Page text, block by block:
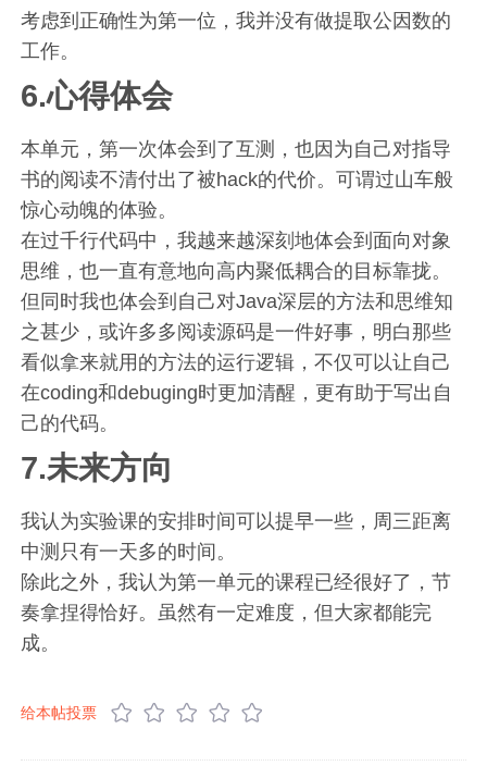
考虑到正确性为第一位，我并没有做提取公因数的
工作。
6.心得体会
本单元，第一次体会到了互测，也因为自己对指导
书的阅读不清付出了被hack的代价。可谓过山车般
惊心动魄的体验。
在过千行代码中，我越来越深刻地体会到面向对象
思维，也一直有意地向高内聚低耦合的目标靠拢。
但同时我也体会到自己对Java深层的方法和思维知
之甚少，或许多多阅读源码是一件好事，明白那些
看似拿来就用的方法的运行逻辑，不仅可以让自己
在coding和debuging时更加清醒，更有助于写出自
己的代码。
7.未来方向
我认为实验课的安排时间可以提早一些，周三距离
中测只有一天多的时间。
除此之外，我认为第一单元的课程已经很好了，节
奏拿捏得恰好。虽然有一定难度，但大家都能完
成。
给本帖投票